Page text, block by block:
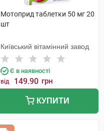
Мотоприд таблетки 50 мг 20
шт
Київський вітамінний завод
Є в наявності
від 149.90 грн
КУПИТИ